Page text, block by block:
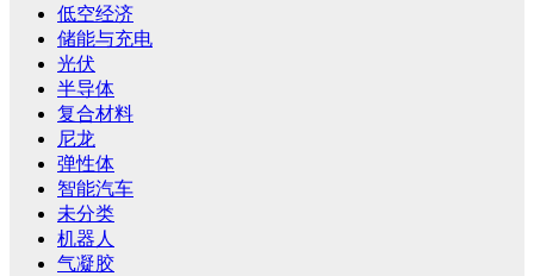
低空经济
储能与充电
光伏
半导体
复合材料
尼龙
弹性体
智能汽车
未分类
机器人
气凝胶